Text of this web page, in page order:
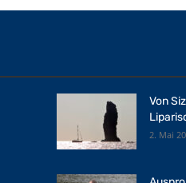
Von
2. Mai